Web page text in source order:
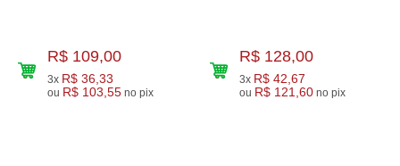
R$ 109,00
3x R$ 36,33
ou R$ 103,55 no pix
R$ 128,00
3x R$ 42,67
ou R$ 121,60 no pix